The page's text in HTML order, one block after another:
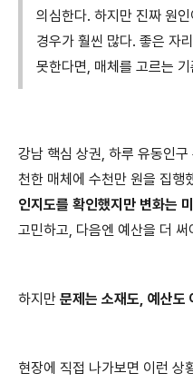
의심한다. 하지만 진짜 원
경우가 훨씬 많다. 좋은 자
못한다면, 매체를 고르는
강남 핵심 상권, 하루 유동인
천한 매체에 수천만 원을 집행
인지도를 확인했지만 변화는
고민하고, 다음엔 예산을 더
하지만 문제는 소재도, 예산도
현장에 직접 나가보면 이런 상